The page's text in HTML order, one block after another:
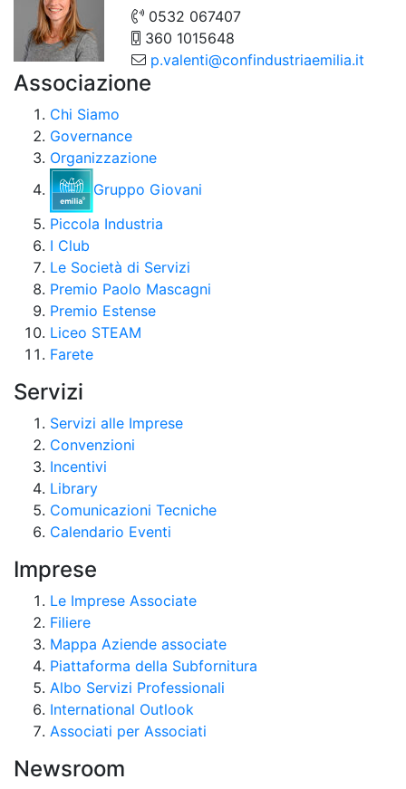
0532 067407
360 1015648
p.valenti@confindustriaemilia.it
Associazione
Chi Siamo
Governance
Organizzazione
Gruppo Giovani
Piccola Industria
I Club
Le Società di Servizi
Premio Paolo Mascagni
Premio Estense
Liceo STEAM
Farete
Servizi
Servizi alle Imprese
Convenzioni
Incentivi
Library
Comunicazioni Tecniche
Calendario Eventi
Imprese
Le Imprese Associate
Filiere
Mappa Aziende associate
Piattaforma della Subfornitura
Albo Servizi Professionali
International Outlook
Associati per Associati
Newsroom